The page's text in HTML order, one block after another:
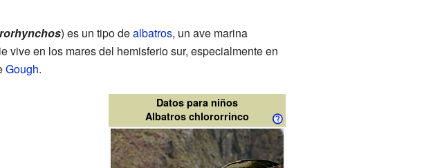
) es un tipo dealbatros, un ave marina
vive en los mares del hemisferio sur, especialmente en
Gough.
Datos para niños
Albatros chlororrinco